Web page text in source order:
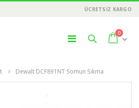
ÜCRETSİZ KARGO
0
Dewalt DCF891NT Somun Sıkma